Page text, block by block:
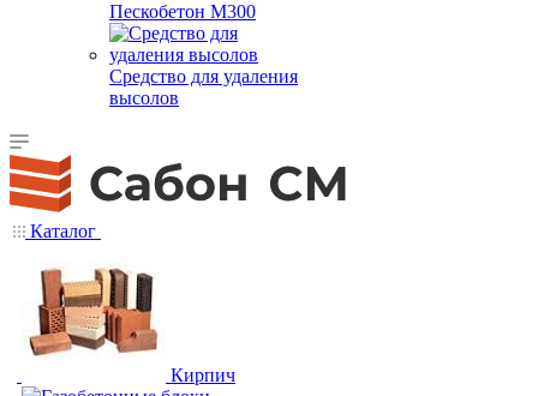
Пескобетон М300
Средство для удаления
высолов
Каталог
Кирпич